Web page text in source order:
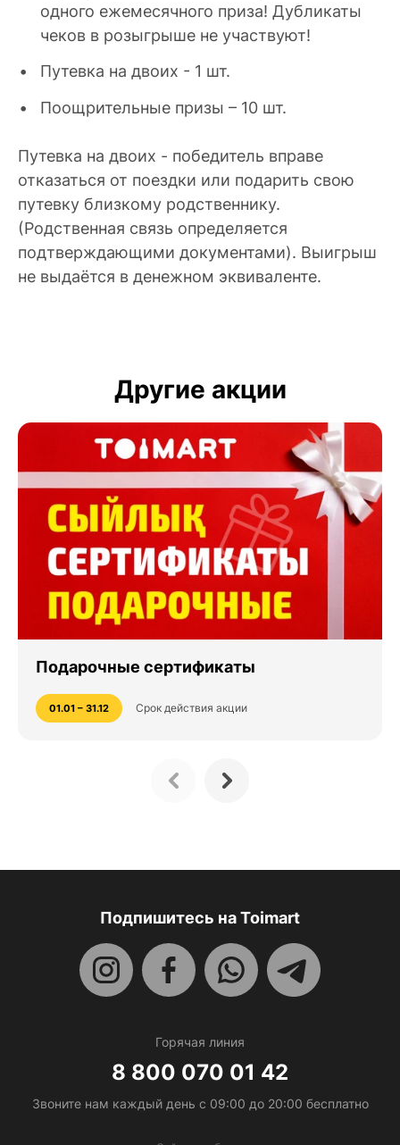
одного ежемесячного приза! Дубликаты
чеков в розыгрыше не участвуют!
Путевка на двоих - 1 шт.
Поощрительные призы – 10 шт.
Путевка на двоих - победитель вправе
отказаться от поездки или подарить свою
путевку близкому родственнику.
(Родственная связь определяется
подтверждающими документами). Выигрыш
не выдаётся в денежном эквиваленте.
Другие акции
Подарочные сертификаты
01.01 – 31.12 Срок действия акции
Подпишитесь на Toimart
Горячая линия
8 800 070 01 42
Звоните нам каждый день c 09:00 до 20:00 бесплатно